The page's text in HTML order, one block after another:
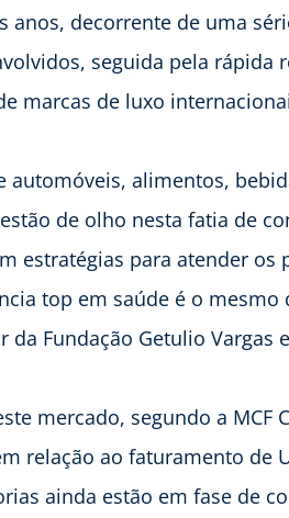
anos, decorrente de uma
seguida pela rápida
marcas de luxo
automóveis, alimentos,
de olho nesta fatia de
estratégias para atender
top em saúde é o
da Fundação Getulio Vargas
mercado, segundo a MCF
relação ao faturamento de
ainda estão em fase de